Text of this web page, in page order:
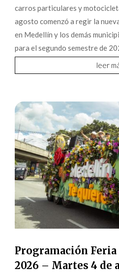
carros particulares y
agosto comenzó a regir la
en Medellín y los demás
para el segundo semestre de
leer
Programación Feria
2026 – Martes 4 de